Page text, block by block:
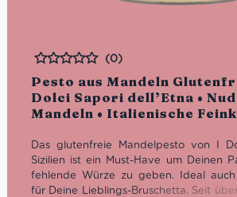
Pesto aus Mandeln
Dolci Sapori dell’Etna •
Mandeln • Italienische
Bewertet
(0)
Das glutenfreie Mandelpesto von I
Sizilien ist ein Must-Have um Deinen
fehlende Würze zu geben.
Ideal
für Deine Lieblings-Bruschetta. Seit